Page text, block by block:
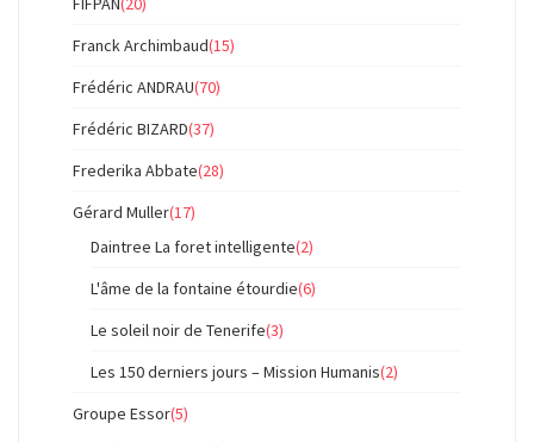
Franck Archimbaud(15)
Frédéric ANDRAU(70)
Frédéric BIZARD(37)
Frederika Abbate(28)
Gérard Muller(17)
Daintree La foret intelligente(2)
L'âme de la fontaine étourdie(6)
Le soleil noir de Tenerife(3)
Les 150 derniers jours – Mission Humanis(2)
Groupe Essor(5)